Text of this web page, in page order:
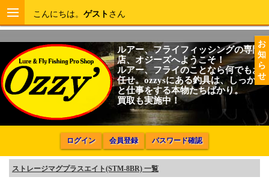
お
知
ら
せ
こんにちは。 ゲスト さん
ルアー、フライフィッシングの専門
店、オジーズへようこそ！
ルアー、フライのことなら何でもお
任せ。ozzysにある釣具は、しっかり
と仕事をする本物たちばかり。
買取も実施中！
ログイン 会員登録 パスワード確認
ストレージマグプラスエイト(STM-8BR) 一覧